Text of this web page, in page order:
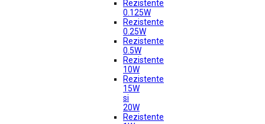
Rezistente
0.125W
Rezistente
0.25W
Rezistente
0.5W
Rezistente
10W
Rezistente
15W
si
20W
Rezistente